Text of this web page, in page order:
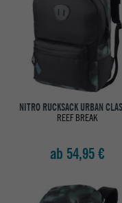
NITRO RUCKSACK URBAN
REEF BREAK
ab 54,95 €